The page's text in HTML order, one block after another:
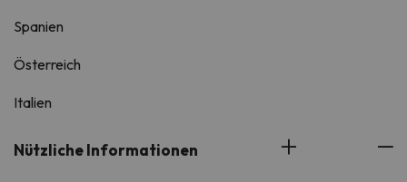
Spanien
Österreich
Italien
Nützliche Informationen